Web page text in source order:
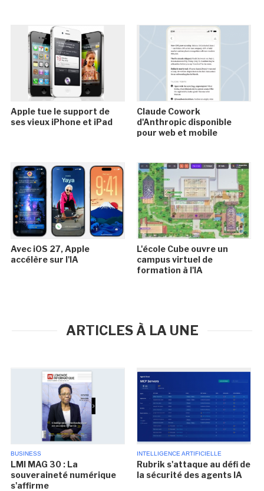
Apple tue le support de
ses vieux iPhone et iPad
Claude Cowork
d'Anthropic disponible
pour web et mobile
Avec iOS 27, Apple
accélère sur l'IA
L'école Cube ouvre un
campus virtuel de
formation à l'IA
ARTICLES À LA UNE
BUSINESS
LMI MAG 30 : La
souveraineté numérique
s'affirme
INTELLIGENCE ARTIFICIELLE
Rubrik s'attaque au défi de
la sécurité des agents IA